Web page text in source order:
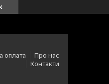
оплата
Про нас
Контакти